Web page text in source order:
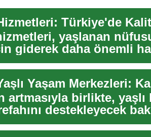
yaşlanan
giderek daha önemli
Yaşam Merkezleri:
artmasıyla birlikte,
destekleyecek